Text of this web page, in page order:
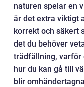
naturen spelar en
är det extra viktigt
korrekt och säkert
det du behöver
trädfällning, varför
hur du kan gå till
blir